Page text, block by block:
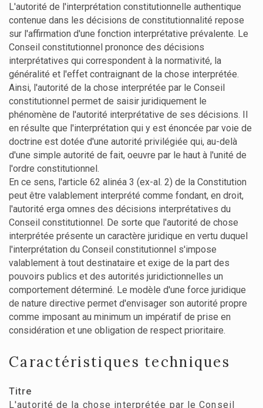
L'autorité de l'interprétation constitutionnelle authentique
contenue dans les décisions de constitutionnalité repose
sur l'affirmation d'une fonction interprétative prévalente. Le
Conseil constitutionnel prononce des décisions
interprétatives qui correspondent à la normativité, la
généralité et l'effet contraignant de la chose interprétée.
Ainsi, l'autorité de la chose interprétée par le Conseil
constitutionnel permet de saisir juridiquement le
phénomène de l'autorité interprétative de ses décisions. Il
en résulte que l'interprétation qui y est énoncée par voie de
doctrine est dotée d'une autorité privilégiée qui, au-delà
d'une simple autorité de fait, oeuvre par le haut à l'unité de
l'ordre constitutionnel.
En ce sens, l'article 62 alinéa 3 (ex-al. 2) de la Constitution
peut être valablement interprété comme fondant, en droit,
l'autorité erga omnes des décisions interprétatives du
Conseil constitutionnel. De sorte que l'autorité de chose
interprétée présente un caractère juridique en vertu duquel
l'interprétation du Conseil constitutionnel s'impose
valablement à tout destinataire et exige de la part des
pouvoirs publics et des autorités juridictionnelles un
comportement déterminé. Le modèle d'une force juridique
de nature directive permet d'envisager son autorité propre
comme imposant au minimum un impératif de prise en
considération et une obligation de respect prioritaire.
Caractéristiques techniques
Titre
L'autorité de la chose interprétée par le Conseil